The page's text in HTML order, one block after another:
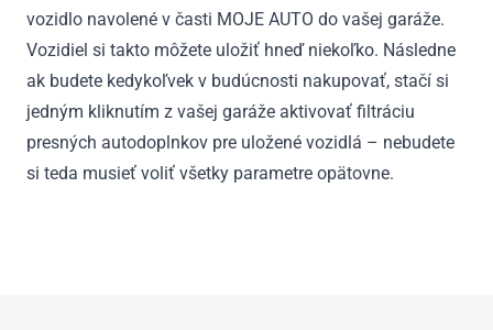
vozidlo navolené v časti MOJE AUTO do vašej garáže.
Vozidiel si takto môžete uložiť hneď niekoľko. Následne
ak budete kedykoľvek v budúcnosti nakupovať, stačí si
jedným kliknutím z vašej garáže aktivovať filtráciu
presných autodoplnkov pre uložené vozidlá – nebudete
si teda musieť voliť všetky parametre opätovne.